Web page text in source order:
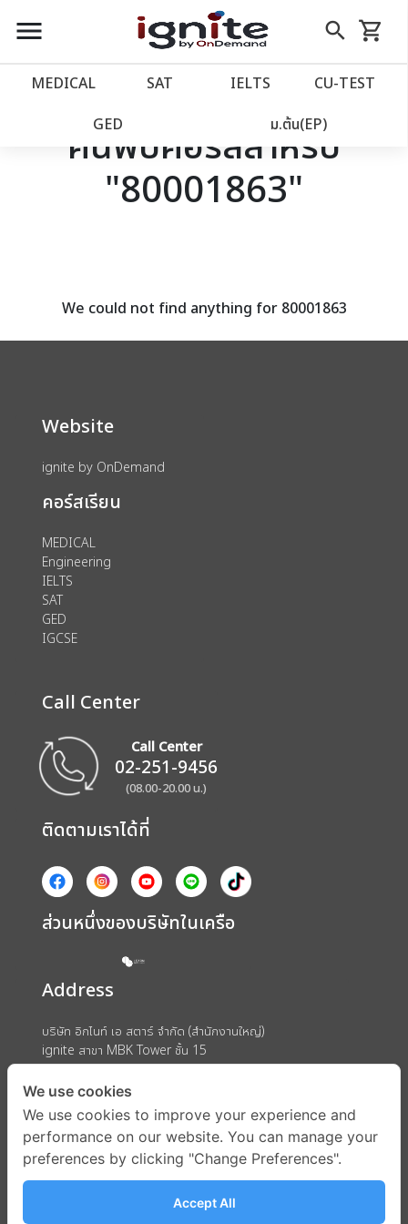
close
account_balance หน้าแรก
เว็บไซต์อิกไนท์
โปรโมชั่น
assignment ลงทะเบียน
menu search
Skip
to
shopping_cart
รถเข็น
MEDICAL SAT IELTS CU‑TEST
GED ม.ต้น(EP)
ค้นพบคอร์สสำหรับ
"80001863"
We could not find anything for 80001863
Website
ignite by OnDemand
คอร์สเรียน
MEDICAL
Engineering
IELTS
SAT
GED
IGCSE
Call Center
Call Center
02-251-9456
(08.00-20.00 น.)
ติดตามเราได้ที่
ส่วนหนึ่งของบริษัทในเครือ
Address
บริษัท อิกไนท์ เอ สตาร์ จำกัด (สำนักงานใหญ่)
ignite สาขา MBK Tower ชั้น 15
ถนนพญาไท แขวงวังใหม่ เขตปทุมวัน กรุงเทพมหานคร 10330
We use cookies
We use cookies to improve your experience and
performance on our website. You can manage your
preferences by clicking "Change Preferences".
Accept All